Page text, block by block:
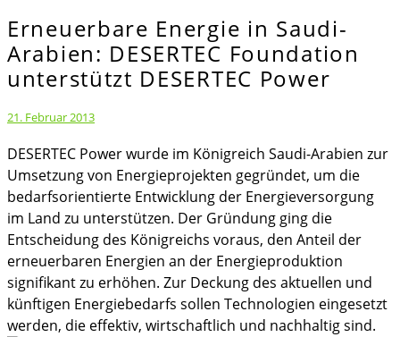
Erneuerbare
Energie
Saudi-
Arabien:
Foundation
unterstützt
DESERTEC
Power
Erneuerbare Energie in Saudi-
Arabien: DESERTEC Foundation
unterstützt DESERTEC Power
21. Februar 2013
DESERTEC Power wurde im Königreich Saudi-Arabien zur
Umsetzung von Energieprojekten gegründet, um die
bedarfsorientierte Entwicklung der Energieversorgung
im Land zu unterstützen. Der Gründung ging die
Entscheidung des Königreichs voraus, den Anteil der
erneuerbaren Energien an der Energieproduktion
signifikant zu erhöhen. Zur Deckung des aktuellen und
künftigen Energiebedarfs sollen Technologien eingesetzt
werden, die effektiv, wirtschaftlich und nachhaltig sind.